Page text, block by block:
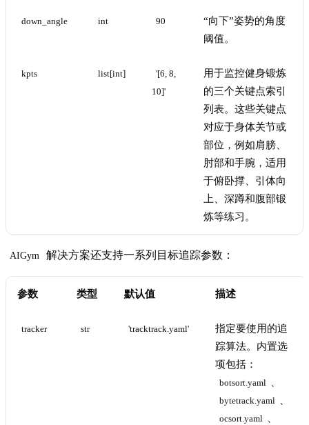
down_angle int 90
“向下”姿势的角度
阈值。
kpts list[int]
'[6, 8,
10]'
用于监控健身锻炼
的三个关键点索引
列表。这些关键点
对应于身体关节或
部位，例如肩膀、
肘部和手腕，适用
于俯卧撑、引体向
上、深蹲和腹部锻
炼等练习。
AIGym 解决方案还支持一系列目标追踪参数：
参数 类型 默认值 描述
tracker str 'tracktrack.yaml'
指定要使用的追
踪算法。内置选
项包括：
botsort.yaml
bytetrack.yaml
ocsort.yaml